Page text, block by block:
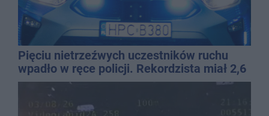
Pięciu nietrzeźwych uczestników ruchu
wpadło w ręce policji. Rekordzista miał 2,6
promila